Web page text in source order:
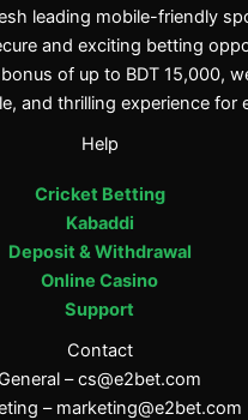
leading mobile-friendly
and exciting betting
of up to BDT 15,000,
and thrilling experience for
Help
Cricket Betting
Kabaddi
Deposit & Withdrawal
Online Casino
Support
Contact
General –cs@e2bet.com
– marketing@e2bet.com